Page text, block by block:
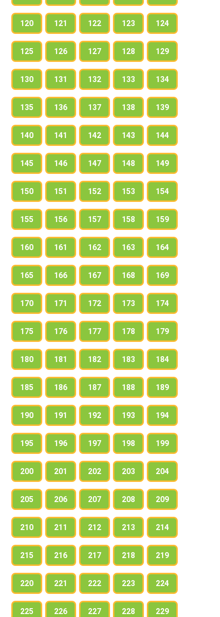
120 121 122 123 124
125 126 127 128 129
130 131 132 133 134
135 136 137 138 139
140 141 142 143 144
145 146 147 148 149
150 151 152 153 154
155 156 157 158 159
160 161 162 163 164
165 166 167 168 169
170 171 172 173 174
175 176 177 178 179
180 181 182 183 184
185 186 187 188 189
190 191 192 193 194
195 196 197 198 199
200 201 202 203 204
205 206 207 208 209
210 211 212 213 214
215 216 217 218 219
220 221 222 223 224
225 226 227 228 229